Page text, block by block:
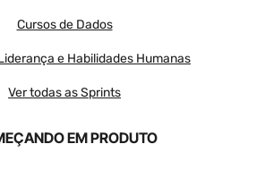
Cursos de Dados
e Habilidades Humanas
Ver todas as Sprints
EM PRODUTO